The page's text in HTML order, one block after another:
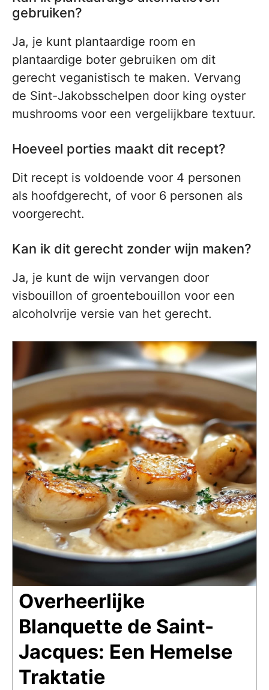
gebruiken?
Ja, je kunt plantaardige room en
plantaardige boter gebruiken om dit
gerecht veganistisch te maken. Vervang
de Sint-Jakobsschelpen door king oyster
mushrooms voor een vergelijkbare textuur.
Hoeveel porties maakt dit recept?
Dit recept is voldoende voor 4 personen
als hoofdgerecht, of voor 6 personen als
voorgerecht.
Kan ik dit gerecht zonder wijn maken?
Ja, je kunt de wijn vervangen door
visbouillon of groentebouillon voor een
alcoholvrije versie van het gerecht.
Overheerlijke
Blanquette de Saint-
Jacques: Een Hemelse
Traktatie